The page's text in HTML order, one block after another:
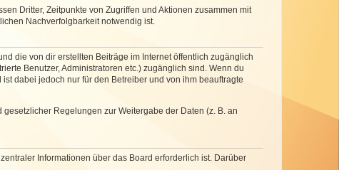
Dritter, Zeitpunkte von Zugriffen und Aktionen zusammen mit
Nachverfolgbarkeit notwendig ist.
die von dir erstellten Beiträge im Internet öffentlich zugänglich
Benutzer, Administratoren etc.) zugänglich sind. Wenn du
dabei jedoch nur für den Betreiber und von ihm beauftragte
Regelungen zur Weitergabe der Daten (z. B. an
Informationen über das Board erforderlich ist. Darüber